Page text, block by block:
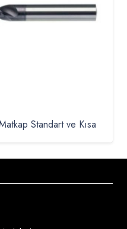
Standart ve Kısa